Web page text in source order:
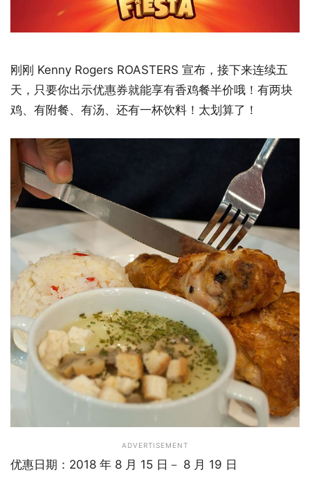
刚刚 Kenny Rogers ROASTERS 宣布，接下来连续五
天，只要你出示优惠券就能享有香鸡餐半价哦！有两块
鸡、有附餐、有汤、还有一杯饮料！太划算了！
ADVERTISEMENT
优惠日期：2018 年 8 月 15 日－ 8 月 19 日